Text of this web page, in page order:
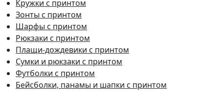
Кружки с принтом
Зонты с принтом
Шарфы с принтом
Рюкзаки с принтом
Плащи-дождевики с принтом
Сумки и рюкзаки с принтом
Футболки с принтом
Бейсболки, панамы и шапки с принтом